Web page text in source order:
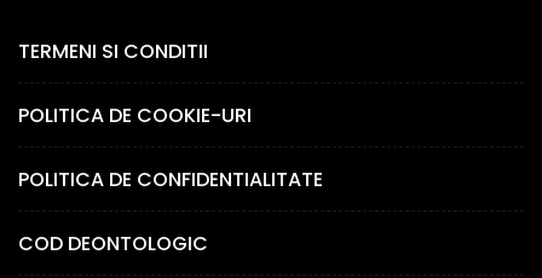
TERMENI SI CONDITII
POLITICA DE COOKIE-URI
POLITICA DE CONFIDENTIALITATE
COD DEONTOLOGIC